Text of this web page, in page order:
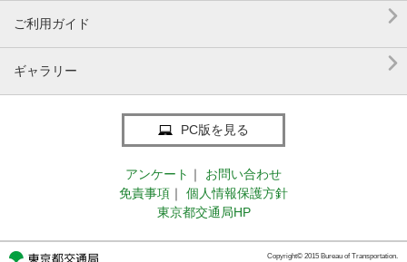
ご利用ガイド 
ギャラリー 
PC版を見る
アンケート ｜
お問い合わせ
免責事項 ｜
個人情報保護方針
東京都交通局HP
Copyright© 2015 Bureau of Transportation.